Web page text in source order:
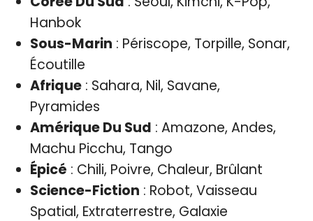
Hanbok
Sous-Marin : Périscope, Torpille, Sonar,
Écoutille
Afrique: Sahara, Nil, Savane,
Pyramides
Amérique Du Sud : Amazone, Andes,
Machu Picchu, Tango
Épicé : Chili, Poivre, Chaleur, Brûlant
Science-Fiction : Robot, Vaisseau
Spatial, Extraterrestre, Galaxie